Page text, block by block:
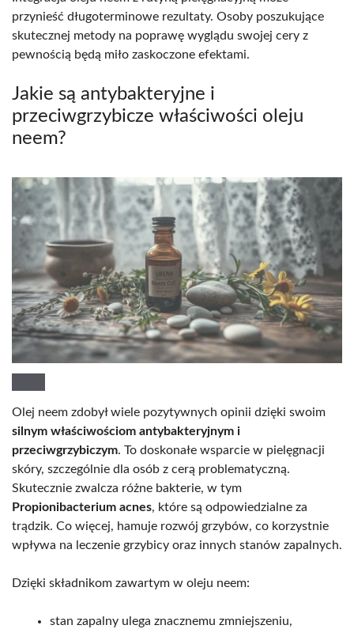
przynieść długoterminowe rezultaty. Osoby poszukujące
skutecznej metody na poprawę wyglądu swojej cery z
pewnością będą miło zaskoczone efektami.
Jakie są antybakteryjne i
przeciwgrzybicze właściwości oleju
neem?
Olej neem zdobył wiele pozytywnych opinii dzięki swoim
silnym właściwościom antybakteryjnym i
przeciwgrzybiczym. To doskonałe wsparcie w pielęgnacji
skóry, szczególnie dla osób z cerą problematyczną.
Skutecznie zwalcza różne bakterie, w tym
Propionibacterium acnes, które są odpowiedzialne za
trądzik. Co więcej, hamuje rozwój grzybów, co korzystnie
wpływa na leczenie grzybicy oraz innych stanów zapalnych.
Dzięki składnikom zawartym w oleju neem:
stan zapalny ulega znacznemu zmniejszeniu,